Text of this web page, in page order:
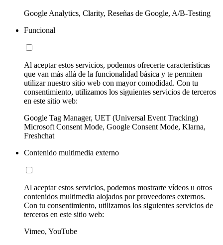
Google Analytics, Clarity, Reseñas de Google, A/B-Testing
Funcional
Al aceptar estos servicios, podemos ofrecerte características
que van más allá de la funcionalidad básica y te permiten
utilizar nuestro sitio web con mayor comodidad. Con tu
consentimiento, utilizamos los siguientes servicios de terceros
en este sitio web:
Google Tag Manager, UET (Universal Event Tracking)
Microsoft Consent Mode, Google Consent Mode, Klarna,
Freshchat
Contenido multimedia externo
Al aceptar estos servicios, podemos mostrarte vídeos u otros
contenidos multimedia alojados por proveedores externos.
Con tu consentimiento, utilizamos los siguientes servicios de
terceros en este sitio web:
Vimeo, YouTube